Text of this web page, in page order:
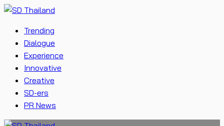
Trending
Dialogue
Experience
Innovative
Creative
SD-ers
PR News